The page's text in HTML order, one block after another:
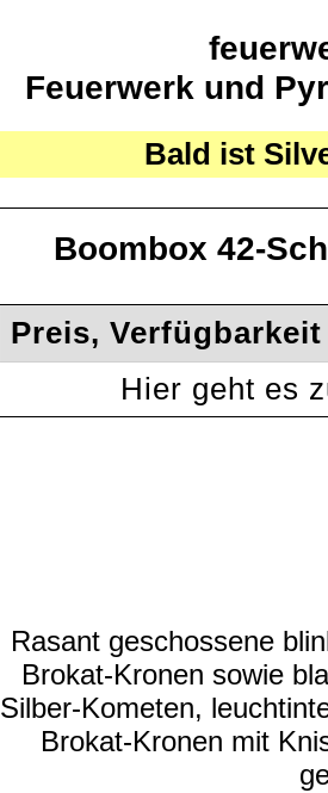
Feuerwerk und
Bald ist
Boombox 42-
Preis,
Hier geht es
Rasant geschossene
Brokat-Kronen sowie
Silber-Kometen,
Brokat-Kronen mit